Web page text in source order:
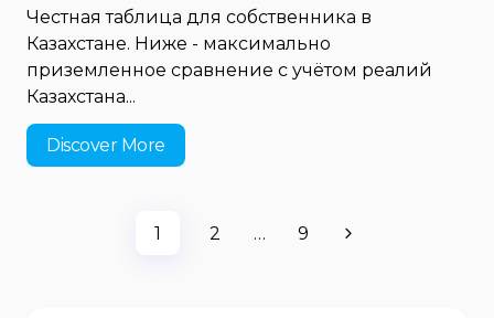
Честная таблица для собственника в
Казахстане. Ниже - максимально
приземленное сравнение с учётом реалий
Казахстана...
Discover More
1 2 … 9